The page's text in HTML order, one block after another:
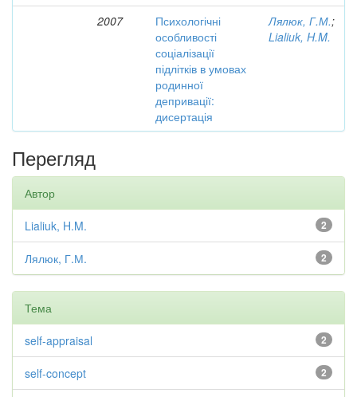
2007
Психологічні
особливості
соціалізації
підлітків в умовах
родинної
депривації:
дисертація
Лялюк, Г.М.;
Lialiuk, H.M.
Перегляд
Автор
2
Lialiuk, H.M.
2
Лялюк, Г.М.
Тема
2
self-appraisal
2
self-concept